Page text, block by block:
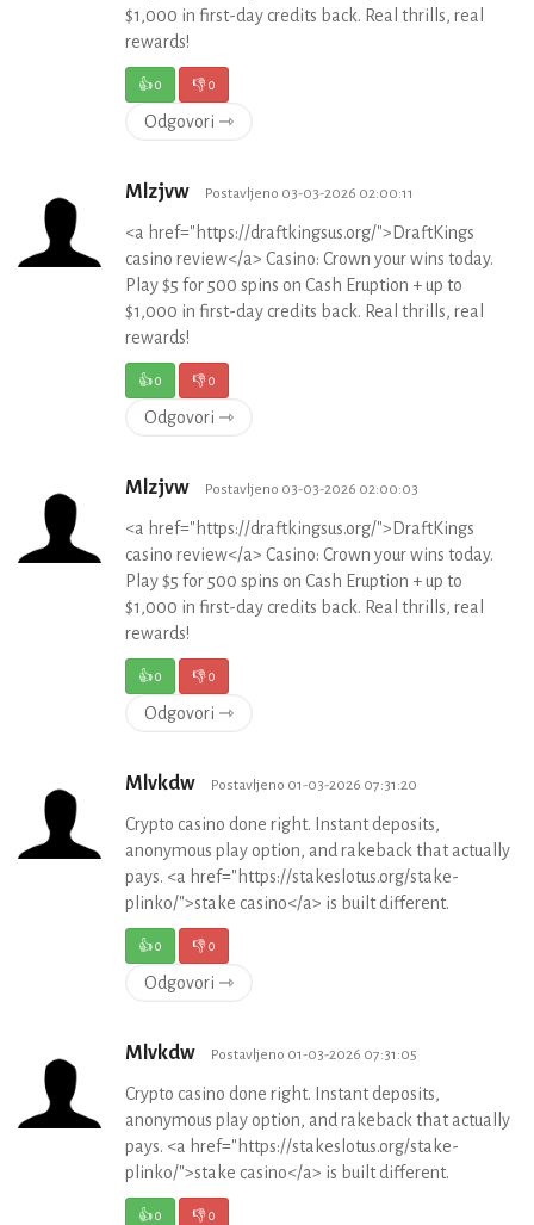
$1,000 in first-day credits back. Real thrills, real
rewards!
👍0 👎0
Odgovori ⇾
Mlzjvw Postavljeno 03-03-2026 02:00:11
<a href="https://draftkingsus.org/">DraftKings
casino review</a> Casino: Crown your wins today.
Play $5 for 500 spins on Cash Eruption + up to
$1,000 in first-day credits back. Real thrills, real
rewards!
👍0 👎0
Odgovori ⇾
Mlzjvw Postavljeno 03-03-2026 02:00:03
<a href="https://draftkingsus.org/">DraftKings
casino review</a> Casino: Crown your wins today.
Play $5 for 500 spins on Cash Eruption + up to
$1,000 in first-day credits back. Real thrills, real
rewards!
👍0 👎0
Odgovori ⇾
Mlvkdw Postavljeno 01-03-2026 07:31:20
Crypto casino done right. Instant deposits,
anonymous play option, and rakeback that actually
pays. <a href="https://stakeslotus.org/stake-
plinko/">stake casino</a> is built different.
👍0 👎0
Odgovori ⇾
Mlvkdw Postavljeno 01-03-2026 07:31:05
Crypto casino done right. Instant deposits,
anonymous play option, and rakeback that actually
pays. <a href="https://stakeslotus.org/stake-
plinko/">stake casino</a> is built different.
👍0 👎0